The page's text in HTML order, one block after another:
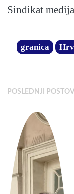
Sindikat
granica
POSLEDNJI POSTOVI